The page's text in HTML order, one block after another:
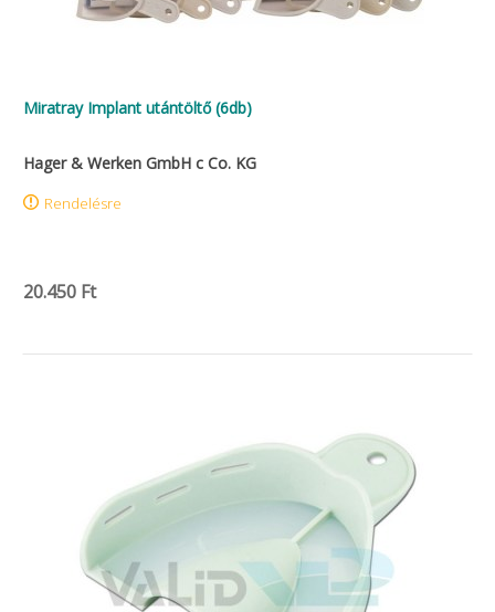
Miratray Implant utántöltő (6db)
Hager & Werken GmbH c Co. KG
Rendelésre
20.450 Ft